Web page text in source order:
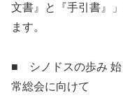
文書』と『手引書』
ます。
■ シノドスの歩み 始
常総会に向けて